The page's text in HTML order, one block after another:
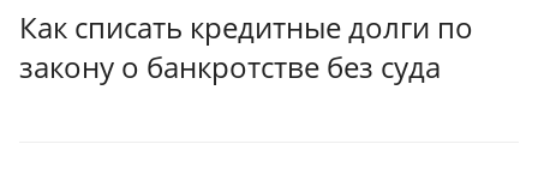
Как списать кредитные долги по
закону о банкротстве без суда